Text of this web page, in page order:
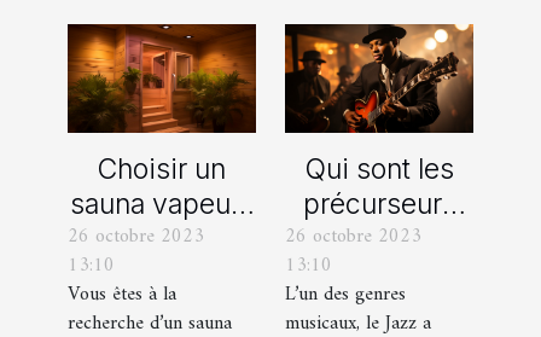
Choisir un
sauna vapeur :
comment s’y
prendre ?
26 octobre 2023
13:10
Vous êtes à la
recherche d’un sauna
Qui sont les
précurseurs
du JAZZ ?
26 octobre 2023
13:10
L’un des genres
musicaux, le Jazz a